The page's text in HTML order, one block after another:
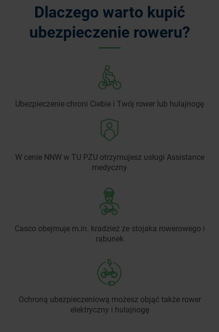
Dlaczego warto kupić
ubezpieczenie roweru?
Ubezpieczenie chroni Ciebie i Twój rower lub hulajnogę
W cenie NNW w TU PZU otrzymujesz usługi Assistance
medyczny
Casco obejmuje m.in. kradzież ze stojaka rowerowego i
rabunek
Ochroną ubezpieczeniową możesz objąć także rower
elektryczny i hulajnogę